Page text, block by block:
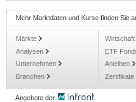
Mehr Marktdaten und Kurse finden Sie
Märkte
Analysen
Unternehmen
Branchen
Wirtschaft
ETF
Anleihen
Zertifikate
Angebote der